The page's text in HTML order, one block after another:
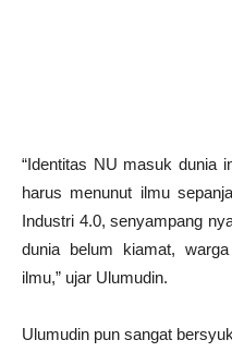
“Identitas NU masuk dunia
harus menunut ilmu
Industri 4.0, senyampang
dunia belum kiamat,
ilmu,” ujar Ulumudin.
Ulumudin pun sangat